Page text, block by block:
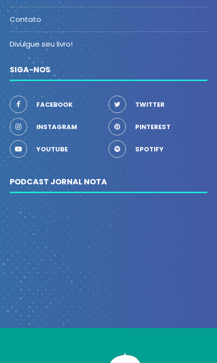
Contato
Divulgue seu livro!
SIGA-NOS
FACEBOOK TWITTER
INSTAGRAM PINTEREST
YOUTUBE SPOTIFY
PODCAST JORNAL NOTA